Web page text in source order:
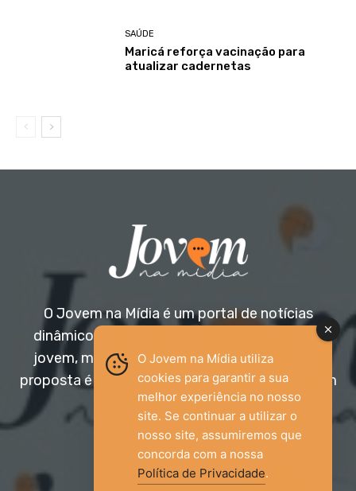
SAÚDE
Maricá reforça vacinação para
atualizar cadernetas
O Jovem na Mídia é um portal de notícias
dinâmico e acessível, voltado para o público
jovem, mas aberto a todas as idades. Nossa
proposta é trazer informação relevante com um
olhar diferenciado.
Entre em contato:
jovemnamidia2017@gmail.com
O Jovem na Mídia utiliza
cookies para garantir a sua
melhor experiência no nosso
site. Se continuar a utilizar o
nosso site, assumiremos que
concorda com a nossa
Política de Privacidade.